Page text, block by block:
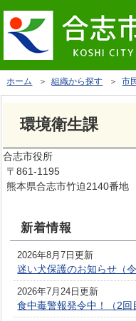
ホーム ＞組織から探す ＞市
環境衛生課
合志市役所
〒861-1195
熊本県合志市竹迫2140番地
新着情報
2026年8月7日更新
迷い犬保護のお知らせ（
2026年7月24日更新
食中毒警報発令中！（2回